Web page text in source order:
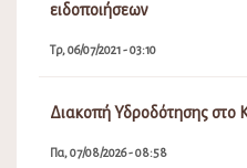
ειδοποιήσεων
Τρ, 06/07/2021 - 03:10
Διακοπή Υδροδότησης στο
Πα, 07/08/2026 - 08:58